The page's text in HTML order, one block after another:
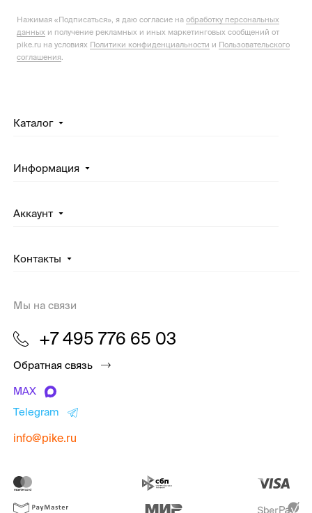
Нажимая «Подписаться», я даю согласие на обработку персональных
данных и получение рекламных и иных маркетинговых сообщений от
pike.ru на условиях Политики конфиденциальности и Пользовательского
соглашения
Каталог
Информация
Аккаунт
Контакты
Мы на связи
+7 495 776 65 03
Обратная связь
MAX
Telegram
info@pike.ru